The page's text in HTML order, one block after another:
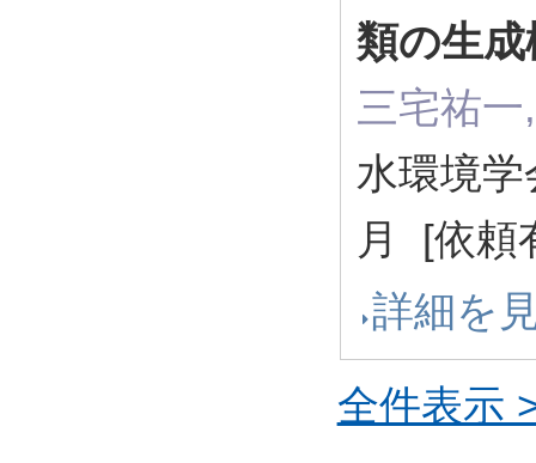
類の生
三宅祐
水環境
月 [依頼
詳細を
全件表示